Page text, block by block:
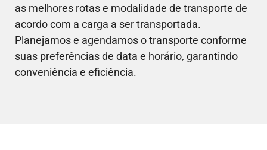
as melhores rotas e modalidade de transporte de
acordo com a carga a ser transportada.
Planejamos e agendamos o transporte conforme
suas preferências de data e horário, garantindo
conveniência e eficiência.